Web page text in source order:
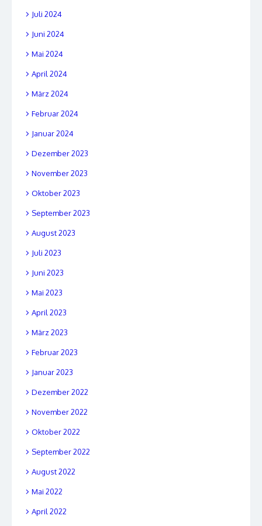
Juli 2024
Juni 2024
Mai 2024
April 2024
März 2024
Februar 2024
Januar 2024
Dezember 2023
November 2023
Oktober 2023
September 2023
August 2023
Juli 2023
Juni 2023
Mai 2023
April 2023
März 2023
Februar 2023
Januar 2023
Dezember 2022
November 2022
Oktober 2022
September 2022
August 2022
Mai 2022
April 2022